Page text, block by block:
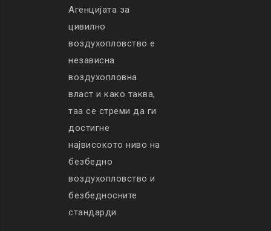
Агенцијата за
цивилно
воздухопловство е
независна
воздухопловна
власт и како таква,
таа се стреми да ги
достигне
највисокото ниво на
безбедно
воздухопловство и
безбедносните
стандарди.